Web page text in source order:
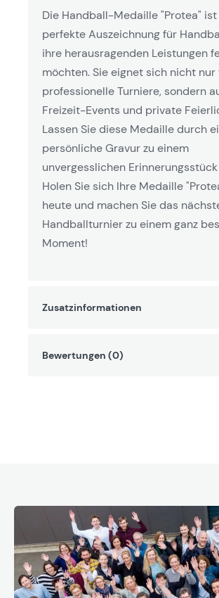
Die Handball-Medaille "Protea"
perfekte Auszeichnung für
ihre herausragenden Leistungen
möchten. Sie eignet sich nicht nur
professionelle Turniere, sondern
Freizeit-Events und private
Lassen Sie diese Medaille durch
persönliche Gravur zu einem
unvergesslichen
Holen Sie sich Ihre Medaille
heute und machen Sie das
Handballturnier zu einem ganz
Moment!
Zusatzinformationen
Bewertungen (0)